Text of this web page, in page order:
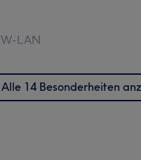
W-LAN
Alle 14 Besonderheiten